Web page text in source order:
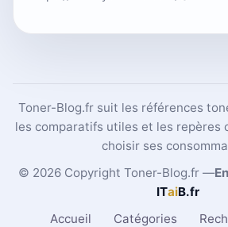
Toner-Blog.fr suit les références
les comparatifs utiles et les repères
choisir ses
© 2026 Copyright Toner-Blog.fr —
ITaiB.fr
Accueil
Catégories